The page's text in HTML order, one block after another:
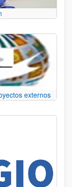
externos